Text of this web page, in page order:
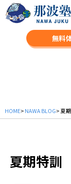
無料
HOME>NAWA BLOG> 夏
夏期特訓